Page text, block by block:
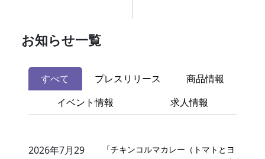
お知らせ一覧
すべて プレスリリース
商品情報
イベント情報
求人情報
2026年7月29
「チキンコルマカレー（トマトとヨ